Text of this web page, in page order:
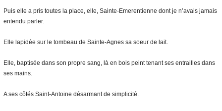
Puis elle a pris toutes la place, elle, Sainte-Emerentienne dont je n’avais jamais
entendu parler.
Elle lapidée sur le tombeau de Sainte-Agnes sa soeur de lait.
Elle, baptisée dans son propre sang, là en bois peint tenant ses entrailles dans
ses mains.
A ses côtés Saint-Antoine désarmant de simplicité.